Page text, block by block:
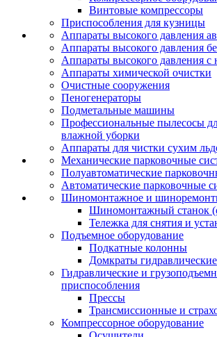
Винтовые компрессоры
Приспособления для кузницы
Аппараты высокого давления
Аппараты высокого давления
Аппараты высокого давления с
Аппараты химической очистки
Очистные сооружения
Пеногенераторы
Подметальные машины
Профессиональные пылесосы
влажной уборки
Аппараты для чистки сухим
Механические парковочные
Полуавтоматические
Автоматические парковочные
Шиномонтажное и
Шиномонтажный станок
Тележка для снятия и
Подъемное оборудование
Подкатные колонны
Домкраты гидравлические
Гидравлические и
приспособления
Прессы
Трансмиссионные и
Компрессорное оборудование